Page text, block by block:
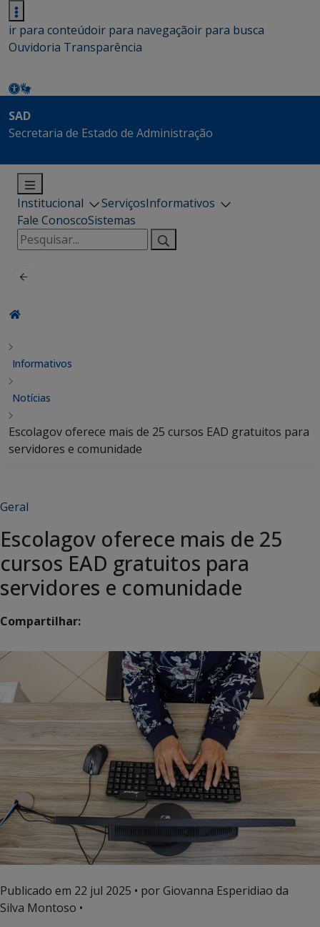
ir para conteúdoir para navegaçãoir para busca
Ouvidoria Transparência
SAD
Secretaria de Estado de Administração
Institucional ServiçosInformativos
Fale ConoscoSistemas
Pesquisar
por:
Informativos
Notícias
Escolagov oferece mais de 25 cursos EAD gratuitos para
servidores e comunidade
Geral
Escolagov oferece mais de 25
cursos EAD gratuitos para
servidores e comunidade
Compartilhar:
Publicado em 22 jul 2025 • por Giovanna Esperidiao da
Silva Montoso •